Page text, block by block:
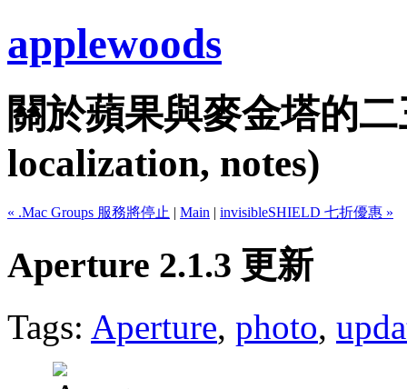
applewoods
關於蘋果與麥金塔的
localization, notes)
« .Mac Groups 服務將停止 | Main | invisibleSHIELD 七折優惠 »
Aperture 2.1.3 更新
Tags: Aperture, photo,